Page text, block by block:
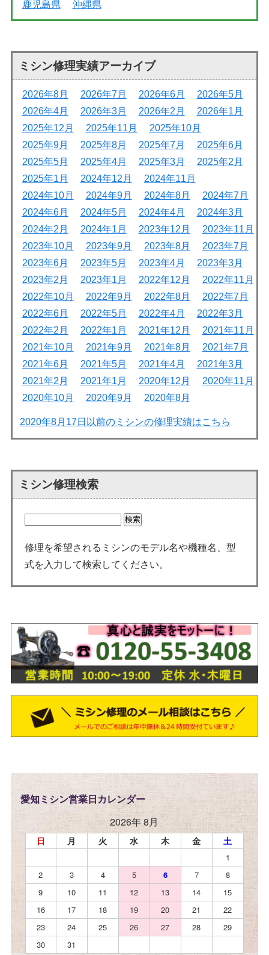
鹿児島県 沖縄県
ミシン修理実績アーカイブ
2026年8月 2026年7月 2026年6月
2026年5月
2026年4月
2026年3月 2026年2月
2026年1月
2025年12月
2025年11月
2025年10月
2025年9月
2025年8月 2025年7月
2025年6月
2025年5月
2025年4月 2025年3月
2025年2月
2025年1月
2024年12月
2024年11月
2024年10月
2024年9月 2024年8月
2024年7月
2024年6月
2024年5月 2024年4月
2024年3月
2024年2月
2024年1月 2023年12月
2023年11月
2023年10月
2023年9月 2023年8月
2023年7月
2023年6月
2023年5月 2023年4月
2023年3月
2023年2月
2023年1月 2022年12月
2022年11月
2022年10月
2022年9月 2022年8月
2022年7月
2022年6月
2022年5月 2022年4月
2022年3月
2022年2月
2022年1月 2021年12月
2021年11月
2021年10月
2021年9月 2021年8月
2021年7月
2021年6月
2021年5月 2021年4月
2021年3月
2021年2月
2021年1月 2020年12月
2020年11月
2020年10月
2020年9月 2020年8月
2020年8月17日以前のミシンの修理実績はこちら
ミシン修理検索
修理を希望されるミシンのモデル名や機種名、型
式を入力して検索してください。
愛知ミシン営業日カレンダー
2026年 8月
日 月 火 水 木 金 土
1
2
3 4 5 6 7
8
9
10 11 12 13 14
15
16
17 18 19 20 21
22
23
24 25 26 27 28
29
30
31